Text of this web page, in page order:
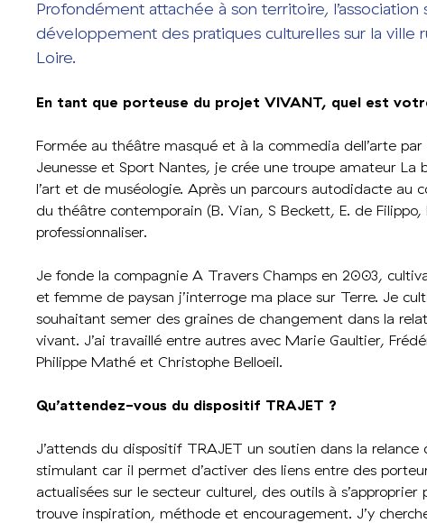
Profondément attachée à son territoire, l’association
développement des pratiques culturelles sur la
Loire.
En tant que porteuse du projet VIVANT, quel est
Formée au théâtre masqué et à la commedia dell’arte
Jeunesse et Sport Nantes, je crée une troupe amateur
l’art et de muséologie. Après un parcours autodidacte au
du théâtre contemporain (B. Vian, S Beckett, E. de
professionnaliser.
Je fonde la compagnie A Travers Champs en 2003,
et femme de paysan j’interroge ma place sur Terre. Je
souhaitant semer des graines de changement dans la
vivant. J’ai travaillé entre autres avec Marie Gaultier,
Philippe Mathé et Christophe Belloeil.
Qu’attendez-vous du dispositif TRAJET ?
J’attends du dispositif TRAJET un soutien dans la
stimulant car il permet d’activer des liens entre des
actualisées sur le secteur culturel, des outils à
trouve inspiration, méthode et encouragement. J’y